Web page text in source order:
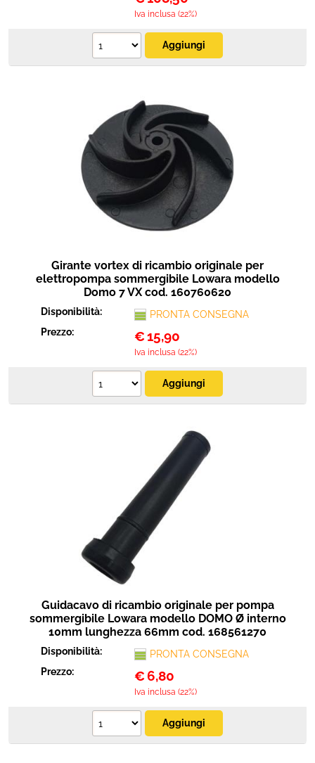
Iva inclusa (22%)
Girante vortex di ricambio originale per
elettropompa sommergibile Lowara modello
Domo 7 VX cod. 160760620
Disponibilità:
PRONTA CONSEGNA
Prezzo:
€15,90
Iva inclusa (22%)
Guidacavo di ricambio originale per pompa
sommergibile Lowara modello DOMO Ø interno
10mm lunghezza 66mm cod. 168561270
Disponibilità:
PRONTA CONSEGNA
Prezzo:
€6,80
Iva inclusa (22%)